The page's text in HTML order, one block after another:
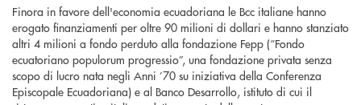
Finora in favore dell'economia ecuadoriana le Bcc italiane hanno
erogato finanziamenti per oltre 90 milioni di dollari e hanno stanziato
altri 4 milioni a fondo perduto alla fondazione Fepp (“Fondo
ecuatoriano populorum progressio”, una fondazione privata senza
scopo di lucro nata negli Anni ’70 su iniziativa della Conferenza
Episcopale Ecuadoriana) e al Banco Desarrollo, istituto di cui il